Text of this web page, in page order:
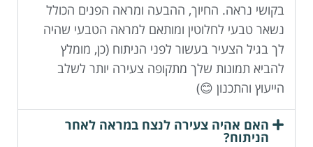
בקושי נראה. החיוך, ההבעה ומראה הפנים הכולל
נשאר טבעי לחלוטין ומותאם למראה הטבעי שהיה
לך בגיל הצעיר בעשור לפני הניתוח (כן, מומלץ
להביא תמונות שלך מתקופה צעירה יותר לשלב
הייעוץ והתכנון 😊)
האם אהיה צעירה לנצח במראה לאחר
הניתוח?